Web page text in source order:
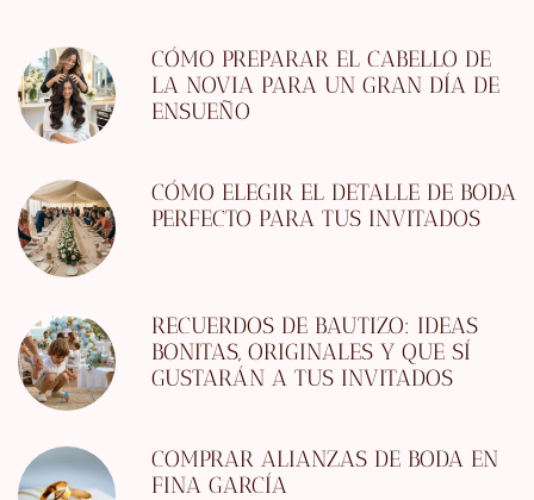
CÓMO PREPARAR EL CABELLO DE
LA NOVIA PARA UN GRAN DÍA DE
ENSUEÑO
CÓMO ELEGIR EL DETALLE DE BODA
PERFECTO PARA TUS INVITADOS
RECUERDOS DE BAUTIZO: IDEAS
BONITAS, ORIGINALES Y QUE SÍ
GUSTARÁN A TUS INVITADOS
COMPRAR ALIANZAS DE BODA EN
FINA GARCÍA